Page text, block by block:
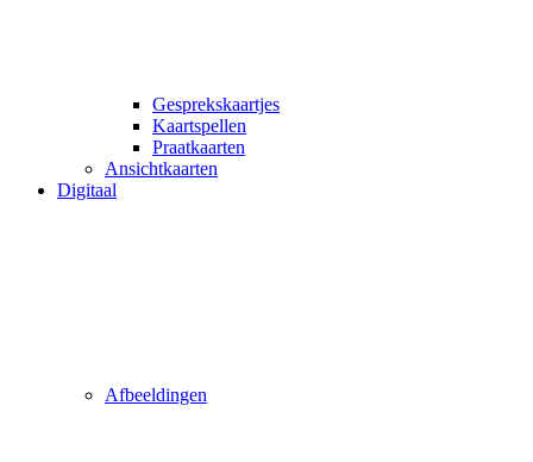
Gesprekskaartjes
Kaartspellen
Praatkaarten
Ansichtkaarten
Digitaal
Afbeeldingen